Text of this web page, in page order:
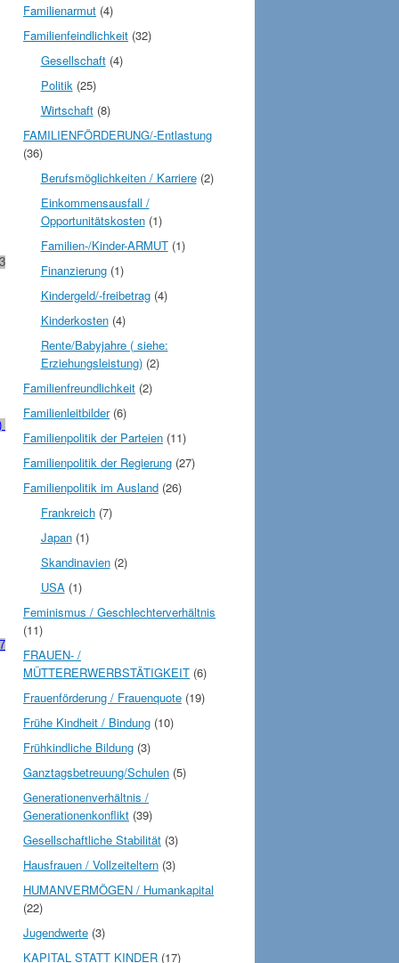
Familienarmut (4)
Familienfeindlichkeit (32)
Gesellschaft(4)
Politik(25)
Wirtschaft(8)
FAMILIENFÖRDERUNG/-Entlastung
(36)
Berufsmöglichkeiten / Karriere(2)
Einkommensausfall /
Opportunitätskosten(1)
Familien-/Kinder-ARMUT(1)
Finanzierung(1)
Kindergeld/-freibetrag(4)
Kinderkosten(4)
Rente/Babyjahre ( siehe:
Erziehungsleistung)(2)
Familienfreundlichkeit (2)
Familienleitbilder(6)
Familienpolitik der Parteien (11)
Familienpolitik der Regierung (27)
Familienpolitik im Ausland (26)
Frankreich(7)
Japan(1)
Skandinavien(2)
USA(1)
Feminismus / Geschlechterverhältnis
(11)
FRAUEN- /
MÜTTERERWERBSTÄTIGKEIT (6)
Frauenförderung / Frauenquote (19)
Frühe Kindheit / Bindung (10)
Frühkindliche Bildung (3)
Ganztagsbetreuung/Schulen (5)
Generationenverhältnis /
Generationenkonflikt (39)
Gesellschaftliche Stabilität (3)
Hausfrauen / Vollzeiteltern (3)
HUMANVERMÖGEN / Humankapital
(22)
Jugendwerte (3)
KAPITAL STATT KINDER (17)